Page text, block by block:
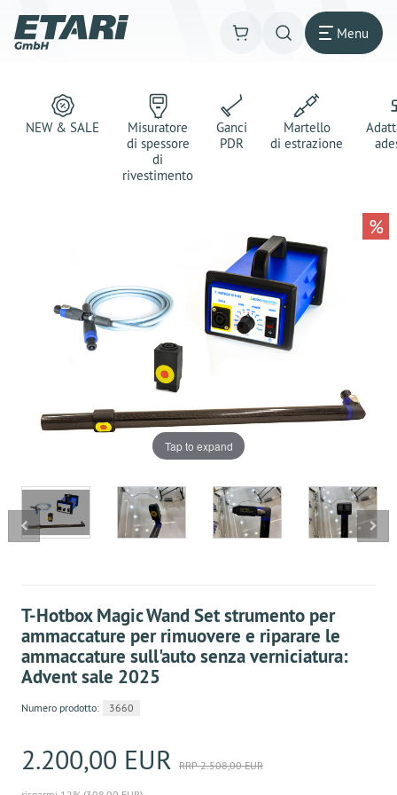
Menu
NEW & SALE
Misuratore
di spessore
di
rivestimento
Ganci
PDR
Martello
di estrazione
Tap to expand
%
T-Hotbox Magic Wand Set strumento per
ammaccature per rimuovere e riparare le
ammaccature sull'auto senza verniciatura:
Advent sale 2025
Numero prodotto: 3660
2.200,00 EUR RRP 2.508,00 EUR